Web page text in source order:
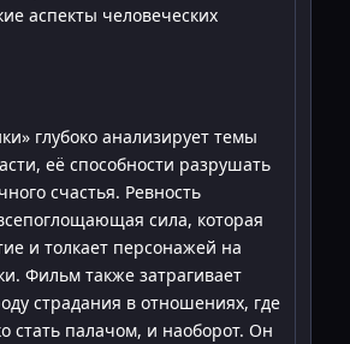
аспекты человеческих
глубоко анализирует темы
её способности разрушать
счастья. Ревность
сила, которая
и толкает персонажей на
Фильм также затрагивает
страдания в отношениях, где
стать палачом, и наоборот. Он